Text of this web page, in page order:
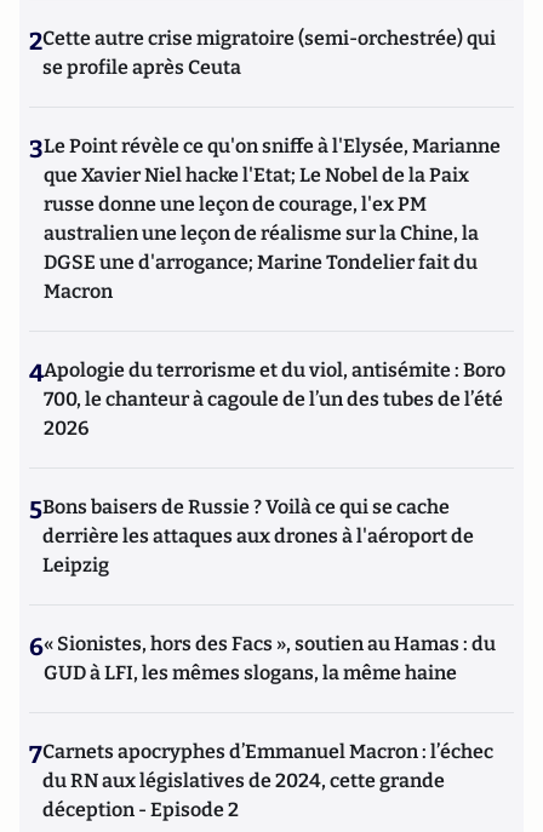
2Cette autre crise migratoire (semi-orchestrée) qui
se profile après Ceuta
3Le Point révèle ce qu'on sniffe à l'Elysée, Marianne
que Xavier Niel hacke l'Etat; Le Nobel de la Paix
russe donne une leçon de courage, l'ex PM
australien une leçon de réalisme sur la Chine, la
DGSE une d'arrogance; Marine Tondelier fait du
Macron
4Apologie du terrorisme et du viol, antisémite : Boro
700, le chanteur à cagoule de l’un des tubes de l’été
2026
5Bons baisers de Russie ? Voilà ce qui se cache
derrière les attaques aux drones à l'aéroport de
Leipzig
6« Sionistes, hors des Facs », soutien au Hamas : du
GUD à LFI, les mêmes slogans, la même haine
7Carnets apocryphes d’Emmanuel Macron : l’échec
du RN aux législatives de 2024, cette grande
déception - Episode 2